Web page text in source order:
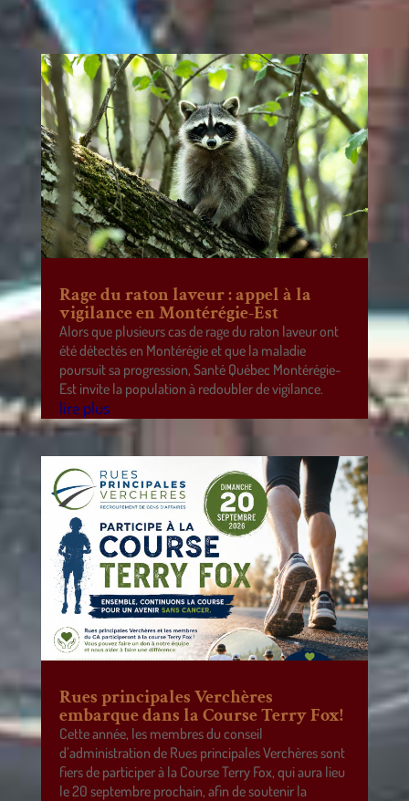
Rage du raton laveur : appel à la
vigilance en Montérégie-Est
Alors que plusieurs cas de rage du raton laveur ont
été détectés en Montérégie et que la maladie
poursuit sa progression, Santé Québec Montérégie-
Est invite la population à redoubler de vigilance.
lire plus
Rues principales Verchères
embarque dans la Course Terry Fox!
Cette année, les membres du conseil
d’administration de Rues principales Verchères sont
fiers de participer à la Course Terry Fox, qui aura lieu
le 20 septembre prochain, afin de soutenir la